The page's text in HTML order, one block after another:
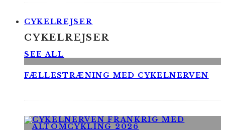
CYKELREJSER
CYKELREJSER
SEE ALL
FÆLLESTRÆNING MED CYKELNERVEN